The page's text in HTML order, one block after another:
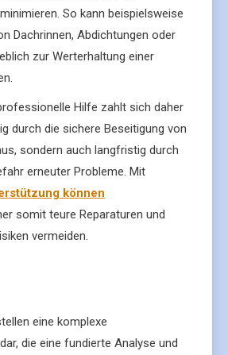
So kann beispielsweise
Dachrinnen, Abdichtungen oder
zur Werterhaltung einer
Hilfe zahlt sich daher
durch die sichere Beseitigung von
sondern auch langfristig durch
erneuter Probleme. Mit
können
somit teure Reparaturen und
vermeiden.
eine komplexe
die eine fundierte Analyse und